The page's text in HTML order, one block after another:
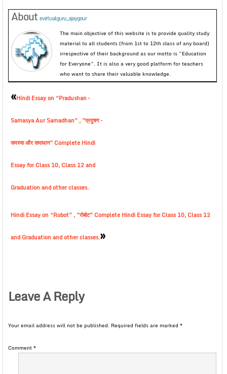
About evirtualguru_ajaygour
The main objective of this website is to provide quality study
material to all students (from 1st to 12th class of any board)
irrespective of their background as our motto is “Education
for Everyone”. It is also a very good platform for teachers
who want to share their valuable knowledge.
«Hindi Essay on “Pradushan –
Samasya Aur Samadhan” , ”प्रदुषण –
समस्या और समाधान” Complete Hindi
Essay for Class 10, Class 12 and
Graduation and other classes.
Hindi Essay on “Robot” , ”रोबोट” Complete Hindi Essay for Class 10, Class 12
and Graduation and other classes.»
Leave A Reply
Your email address will not be published. Required fields are marked *
Comment*